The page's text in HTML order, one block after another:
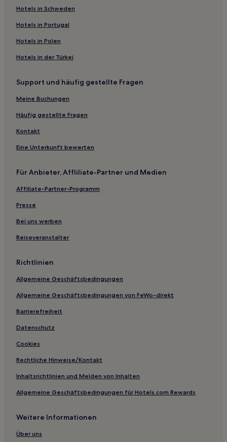
Golf in Northumberland
Haustierfreundliche in Northumberland
Günstige in Seahouses
Golf in Durham
Haustierfreundliche in Stockton-on-Tees
Günstige in Newton by the Sea
Familien in Durham
Haustierfreundliche in Newcastle upon Tyne
Golf in Newcastle upon Tyne
Haustierfreundliche in Consett
Haustierfreundliche in Hexham
Haustierfreundliche in Redcar
Hotels mit Küchenzeile in Allendale
Haustierfreundliche in Morpeth
Hotels mit Parkplatz in Wallsend
Haustierfreundliche in Sunderland
Haustierfreundliche in Gateshead
Luxus in Whitley Bay
Haustierfreundliche in Alnwick
Spennymoor Hotels
Northumberland: Hotels
Framwellgate Moor: Hotels
Lemington: Hotels
Hotels nahe Dunstanburgh Castle
Hotels nahe Auckland Castle
Hotels in Schweden
Hotels in Portugal
Hotels in Polen
Hotels in der Türkei
Support und häufig gestellte Fragen
Meine Buchungen
Häufig gestellte Fragen
Kontakt
Eine Unterkunft bewerten
Für Anbieter, Affliliate-Partner und Medien
Affiliate-Partner-Programm
Presse
Bei uns werben
Reiseveranstalter
Richtlinien
Allgemeine Geschäftsbedingungen
Allgemeine Geschäftsbedingungen von FeWo-direkt
Barrierefreiheit
Datenschutz
Cookies
Rechtliche Hinweise/Kontakt
Inhaltsrichtlinien und Melden von Inhalten
Allgemeine Geschäftsbedingungen für Hotels.com Rewards
Weitere Informationen
Über uns